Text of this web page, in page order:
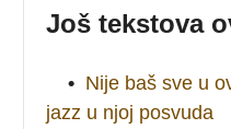
Još tekstova
• Nije baš sve u
jazz u njoj posvuda